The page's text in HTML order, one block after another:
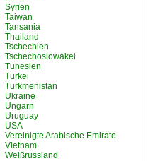
Syrien
Taiwan
Tansania
Thailand
Tschechien
Tschechoslowakei
Tunesien
Türkei
Turkmenistan
Ukraine
Ungarn
Uruguay
USA
Vereinigte Arabische Emirate
Vietnam
Weißrussland